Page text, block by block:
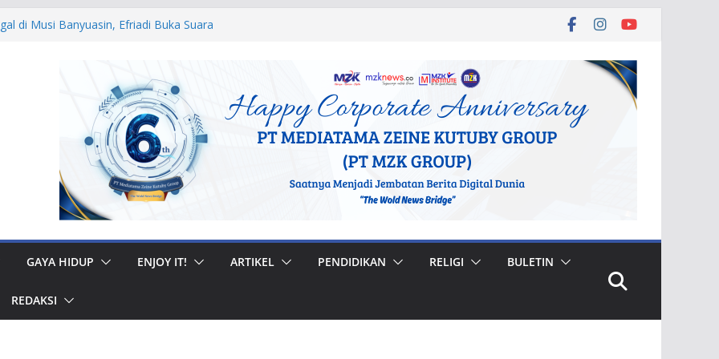
di Musi Banyuasin, Efriadi Buka Suara
Rumah di Gunung Kerinci, Anggota
Bantuan Tepat Sasaran
Bupati Bursah Zarnubi Inisiasi
di Kota Lahat
Muhidi Ajak Masyarakat Bangun
Jaga Ketertiban Sosial
GAYA HIDUP ENJOY IT! ARTIKEL PENDIDIKAN RELIGI BULETIN
REDAKSI